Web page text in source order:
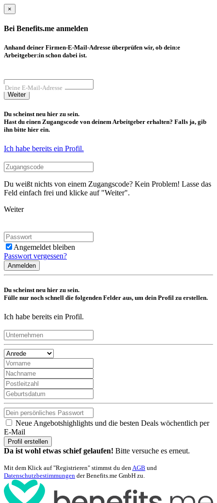
×
Bei Benefits.me anmelden
Anhand deiner Firmen-E-Mail-Adresse überprüfen wir, ob dein:e
Arbeitgeber:in schon dabei ist.
Deine E-Mail-Adresse
Weiter
Du scheinst neu hier zu sein.
Hast du einen Zugangscode von deinem Arbeitgeber erhalten? Falls ja, gib
ihn bitte hier ein.
Ich habe bereits ein Profil.
Du weißt nichts von einem Zugangscode? Kein Problem! Lasse das
Feld einfach frei und klicke auf "Weiter".
Weiter
Angemeldet bleiben
Passwort vergessen?
Anmelden
Du scheinst neu hier zu sein.
Fülle nur noch schnell die folgenden Felder aus, um dein Profil zu erstellen.
Ich habe bereits ein Profil.
Neue Angebotshighlights und die besten Deals wöchentlich per
E-Mail
Profil erstellen
Da ist wohl etwas schief gelaufen! Bitte versuche es erneut.
Mit dem Klick auf "Registrieren" stimmst du denAGB und
Datenschutzbestimmungen der Benefits.me GmbH zu.